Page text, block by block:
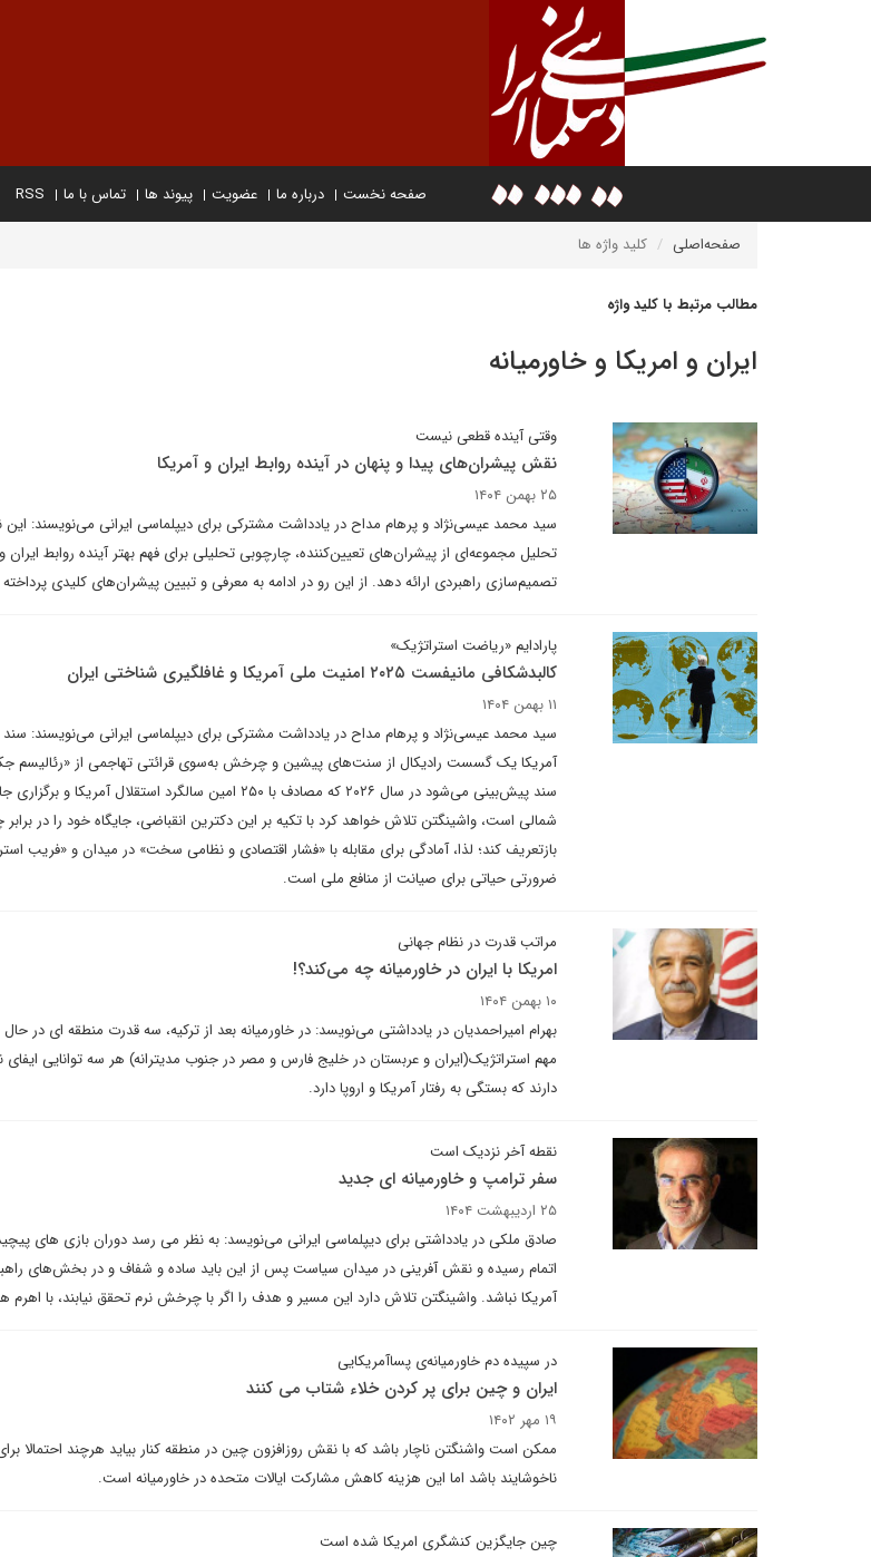
صفحه نخست درباره ما عضویت پیوند ها تماس با ما RSS
صفحه‌اصلی کلید واژه ها
مطالب مرتبط با کلید واژه
ایران و امریکا و خاورمیانه
وقتی آینده قطعی نیست
نقش پیشران‌های پیدا و پنهان در آینده روابط ایران و آمریکا
۲۵ بهمن ۱۴۰۴
سید محمد عیسی‌نژاد و پرهام مداح در یادداشت مشترکی برای دیپلماسی ایرانی می‌نویسند: این
تحلیل مجموعه‌ای از پیشران‌های تعیین‌کننده، چارچوبی تحلیلی برای فهم بهتر آینده روابط ایران
تصمیم‌سازی راهبردی ارائه دهد. از این رو در ادامه به معرفی و تبیین پیشران‌های کلیدی
پارادایم «ریاضت استراتژیک»
کالبدشکافی مانیفست ۲۰۲۵ امنیت ملی آمریکا و غافلگیری شناختی ایران
۱۱ بهمن ۱۴۰۴
سید محمد عیسی‌نژاد و پرهام مداح در یادداشت مشترکی برای دیپلماسی ایرانی می‌نویسند: سند
آمریکا یک گسست رادیکال از سنت‌های پیشین و چرخش به‌سوی قرائتی تهاجمی از «رئالیسم
سند پیش‌بینی می‌شود در سال ۲۰۲۶ که مصادف با ۲۵۰ امین سالگرد
شمالی است، واشینگتن تلاش خواهد کرد با تکیه ‌بر این دکترین انقباضی، جایگاه خود را در
بازتعریف کند؛ لذا، آمادگی برای مقابله با «فشار اقتصادی و نظامی سخت» در میدان و «فریب
ضرورتی حیاتی برای صیانت از منافع ملی است.
مراتب قدرت در نظام جهانی
امریکا با ایران در خاورمیانه چه می‌کند؟!
۱۰ بهمن ۱۴۰۴
بهرام امیراحمدیان در یادداشتی می‌نویسد: در خاورمیانه بعد از ترکیه، سه قدرت منطقه ای در
مهم استراتژیک(ایران و عربستان در خلیج فارس و مصر در جنوب مدیترانه) هر سه توانایی
دارند که بستگی به رفتار آمریکا و اروپا دارد.
نقطه آخر نزدیک است
سفر ترامپ و خاورمیانه ای جدید
۲۵ اردیبهشت ۱۴۰۴
صادق ملکی در یادداشتی برای دیپلماسی ایرانی می‌نویسد: به نظر می رسد دوران بازی های
اتمام رسیده و نقش آفرینی در میدان سیاست پس از این باید ساده و شفاف و در بخش‌های
آمریکا نباشد. واشینگتن تلاش دارد این مسیر و هدف را اگر با چرخش نرم تحقق نیابند‌، با
در سپیده دم خاورمیانه‌ی پساآمریکایی
ایران و چین برای پر کردن خلاء شتاب می کنند
۱۹ مهر ۱۴۰۲
ممکن است واشنگتن ناچار باشد که با نقش روزافزون چین در منطقه کنار بیاید هرچند احتمالا
ناخوشایند باشد اما این هزینه کاهش مشارکت ایالات متحده در خاورمیانه است.
چین جایگزین کنشگری امریکا شده است